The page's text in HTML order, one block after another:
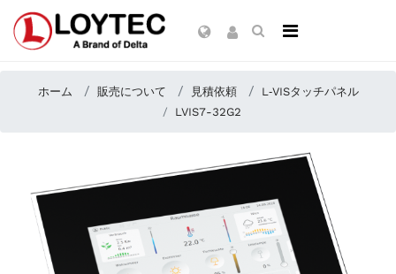
ホーム 販売について 見積依頼
L‑VISタッチパネル
LVIS7-32G2